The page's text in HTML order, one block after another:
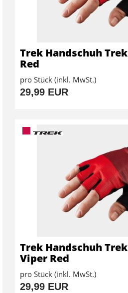
Trek Handschuh
Red
pro Stück (inkl. MwSt.)
29,99 EUR
Trek Handschuh
Viper Red
pro Stück (inkl. MwSt.)
29,99 EUR